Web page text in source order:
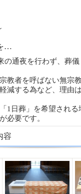
…
の通夜を行わず、葬
教者を呼ばない無宗
減する為など、理由
1日葬」を希望され
必要です。
容